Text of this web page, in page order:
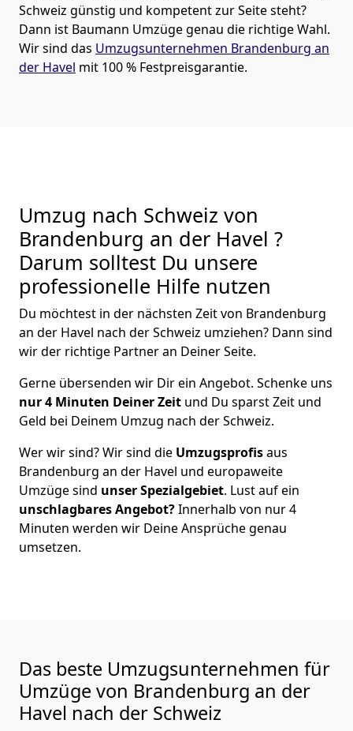
Schweiz günstig und kompetent zur Seite steht?
Dann ist Baumann Umzügegenau die richtige Wahl.
Wir sind das Umzugsunternehmen Brandenburg an
der Havel mit 100 % Festpreisgarantie.
Umzug nach Schweiz von
Brandenburg an der Havel ?
Darum solltest Du unsere
professionelle Hilfe nutzen
Du möchtest in der nächsten Zeit von Brandenburg
an der Havel nach der Schweiz umziehen? Dann sind
wir der richtige Partner an Deiner Seite.
Gerne übersenden wir Dir ein Angebot. Schenke uns
nur4 Minuten Deiner Zeit und Du sparst Zeit und
Geld bei Deinem Umzug nach der Schweiz.
Wer wir sind? Wir sind die Umzugsprofisaus
Brandenburg an der Havel und europaweite
Umzüge sind unser Spezialgebiet. Lust auf ein
unschlagbares Angebot?Innerhalb von nur4
Minuten werden wir Deine Ansprüche genau
umsetzen.
Das beste Umzugsunternehmen für
Umzüge von Brandenburg an der
Havel nach der Schweiz